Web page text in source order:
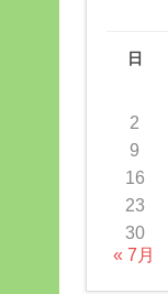
日
2
9
16
23
30
« 7月